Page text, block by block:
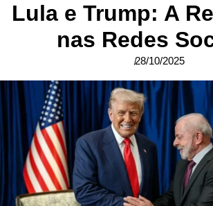
Lula e Trump: A
nas Redes
28/10/2025